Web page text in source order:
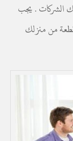
الشركات . يجب
من منزلك